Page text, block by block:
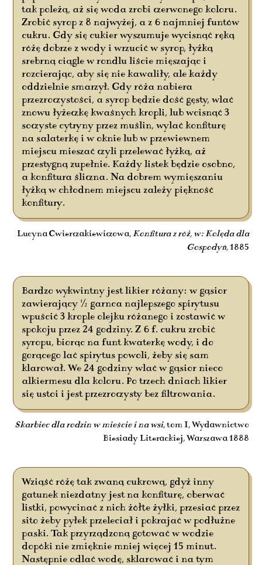
tak poleżą, aż się woda zrobi czerwonego koloru.
Zrobić syrop z 8 najwyżej, a z 6 najmniej funtów
cukru. Gdy się cukier wyszumuje wycisnąć ręką
różę dobrze z wody i wrzucić w syrop, łyżką
srebrną ciągle w rondlu liście mięszając i
rozcierając, aby się nie kawaliły, ale każdy
oddzielnie smarzył. Gdy róża nabiera
przezroczystości, a syrop będzie dość gęsty, wlać
znowu łyżeczkę kwaśnych kropli, lub wcisnąć 3
soczyste cytryny przez muślin, wylać konfiturę
na salaterkę i w oknie lub w przewiewnem
miejscu mieszać czyli przelewać łyżką, aż
przestygną zupełnie. Każdy listek będzie osobno,
a konfitura śliczna. Na dobrem wymięszaniu
łyżką w chłodnem miejscu zależy piękność
konfitury.
Lucyna Ćwierczakiewiczowa, Konfitura z róż, w: Kolęda dla
Gospodyń, 1885
Bardzo wykwintny jest likier różany: w gąsior
zawierający ½ garnca najlepszego spirytusu
wpuścić 3 krople olejku różanego i zostawić w
spokoju przez 24 godziny. Z 6 f. cukru zrobić
syropu, biorąc na funt kwaterkę wody, i do
gorącego lać spirytus powoli, żeby się sam
klarował. We 24 godziny wlać w gąsior nieco
alkiermesu dla koloru. Po trzech dniach likier
się ustoi i jest przezroczysty bez filtrowania.
Skarbiec dla rodzin w mieście i na wsi, tom I, Wydawnictwo
Biesiady Literackiej, Warszawa 1888
Wziąść różę tak zwaną cukrową, gdyż inny
gatunek niezdatny jest na konfiturę, oberwać
listki, powycinać z nich żółte żyłki, przesiać przez
sito żeby pyłek przeleciał i pokrajać w podłużne
paski. Tak przyrządzoną gotować w wodzie
dopóki nie zmięknie mniej więcej 15 minut.
Następnie odlać wodę, sklarować i na tym